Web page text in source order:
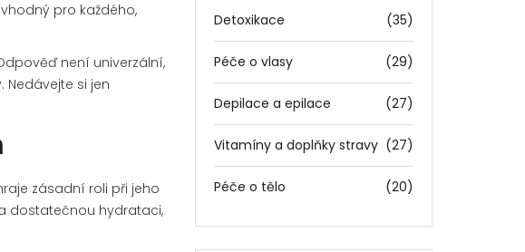
pro každého,
není univerzální,
Nedávejte si jen
zásadní roli při jeho
dostatečnou hydrataci,
Detoxikace (35)
Péče o vlasy (29)
Depilace a epilace (27)
Vitamíny a doplňky stravy (27)
Péče o tělo (20)